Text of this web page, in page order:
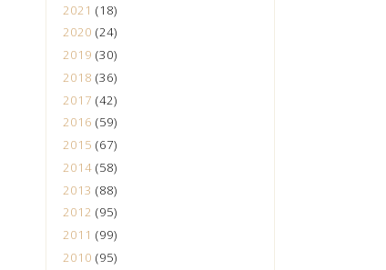
2021 (18)
2020 (24)
2019 (30)
2018 (36)
2017 (42)
2016 (59)
2015 (67)
2014 (58)
2013 (88)
2012 (95)
2011 (99)
2010 (95)